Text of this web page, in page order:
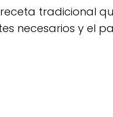
tradicional
necesarios y el